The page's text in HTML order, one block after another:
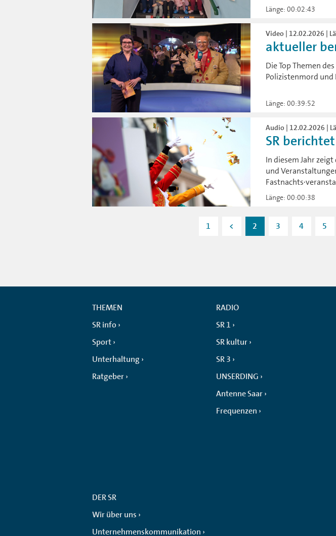
Länge: 00:02:43
Video | 12.02.2026 |
aktueller
Die Top Themen
Polizistenmord und
Länge: 00:39:52
Audio | 12.02.2026 |
SR
In diesem Jahr
und
Länge: 00:00:38
1 < 2 3 4 5
THEMEN
SR info
Sport
Unterhaltung
Ratgeber
RADIO
SR 1
SR kultur
SR 3
UNSERDING
Antenne Saar
Frequenzen
DER SR
Wir über uns
Unternehmenskommunikation